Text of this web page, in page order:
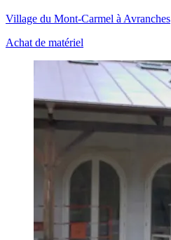
Village du Mont-Carmel à Avranches
Achat de matériel